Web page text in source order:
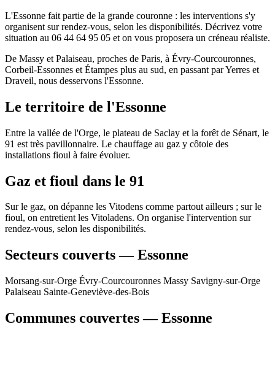
L'Essonne fait partie de la grande couronne : les interventions s'y
organisent sur rendez-vous, selon les disponibilités. Décrivez votre
situation au 06 44 64 95 05 et on vous proposera un créneau réaliste.
De Massy et Palaiseau, proches de Paris, à Évry-Courcouronnes,
Corbeil-Essonnes et Étampes plus au sud, en passant par Yerres et
Draveil, nous desservons l'Essonne.
Le territoire de l'Essonne
Entre la vallée de l'Orge, le plateau de Saclay et la forêt de Sénart, le
91 est très pavillonnaire. Le chauffage au gaz y côtoie des
installations fioul à faire évoluer.
Gaz et fioul dans le 91
Sur le gaz, on dépanne les Vitodens comme partout ailleurs ; sur le
fioul, on entretient les Vitoladens. On organise l'intervention sur
rendez-vous, selon les disponibilités.
Secteurs couverts — Essonne
Morsang-sur-Orge Évry-Courcouronnes Massy Savigny-sur-Orge
Palaiseau Sainte-Geneviève-des-Bois
Communes couvertes — Essonne